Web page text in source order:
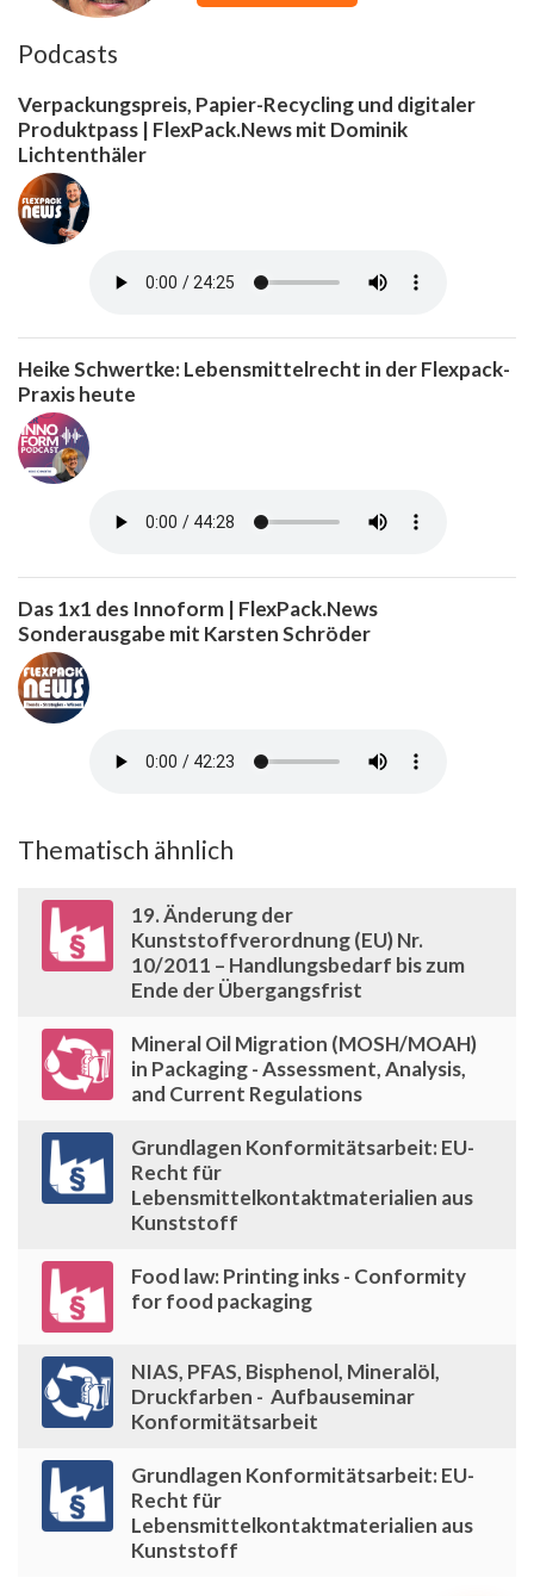
Podcasts
Verpackungspreis, Papier-Recycling und digitaler
Produktpass | FlexPack.News mit Dominik
Lichtenthäler
Heike Schwertke: Lebensmittelrecht in der Flexpack-
Praxis heute
Das 1x1 des Innoform | FlexPack.News
Sonderausgabe mit Karsten Schröder
Thematisch ähnlich
19. Änderung der
Kunststoffverordnung (EU) Nr.
10/2011 – Handlungsbedarf bis zum
Ende der Übergangsfrist
Mineral Oil Migration (MOSH/MOAH)
in Packaging - Assessment, Analysis,
and Current Regulations
Grundlagen Konformitätsarbeit: EU-
Recht für
Lebensmittelkontaktmaterialien aus
Kunststoff
Food law: Printing inks - Conformity
for food packaging
NIAS, PFAS, Bisphenol, Mineralöl,
Druckfarben - Aufbauseminar
Konformitätsarbeit
Grundlagen Konformitätsarbeit: EU-
Recht für
Lebensmittelkontaktmaterialien aus
Kunststoff